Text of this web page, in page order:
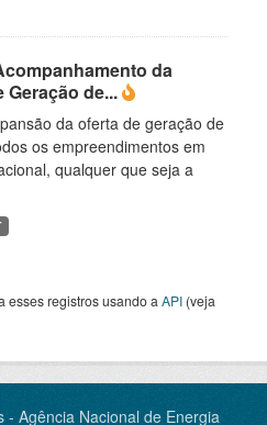
da
Geração de...
da oferta de geração de
os empreendimentos em
qualquer que seja a
esses registros usando a API (veja
- Agência Nacional de Energia